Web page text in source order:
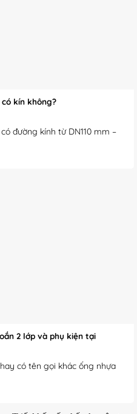
kín không?
đường kính từ DN110 mm –
2 lớp và phụ kiện tại
có tên gọi khác ống nhựa